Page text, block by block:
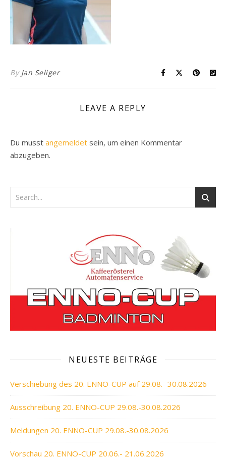
By Jan Seliger
LEAVE A REPLY
Du musst angemeldet sein, um einen Kommentar
abzugeben.
NEUESTE BEITRÄGE
Verschiebung des 20. ENNO-CUP auf 29.08.- 30.08.2026
Ausschreibung 20. ENNO-CUP 29.08.-30.08.2026
Meldungen 20. ENNO-CUP 29.08.-30.08.2026
Vorschau 20. ENNO-CUP 20.06.- 21.06.2026